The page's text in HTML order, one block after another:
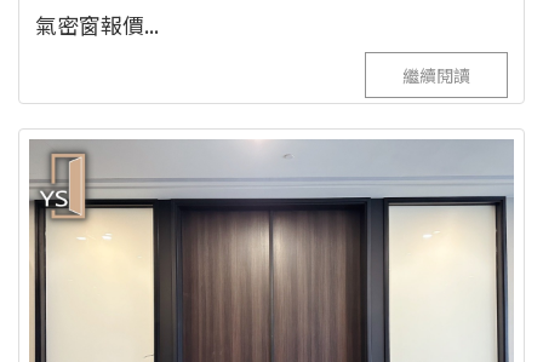
氣密窗報價...
繼續閱讀